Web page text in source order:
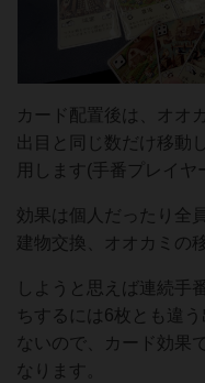
カード配置後は、オオ
出目と同じ数だけ移動
用します(手番プレイヤ
効果は個人だったり全
建物交換、オオカミの
しようと思えば連続手
ちするには6枚とも違
ないので、カード効果
なります。